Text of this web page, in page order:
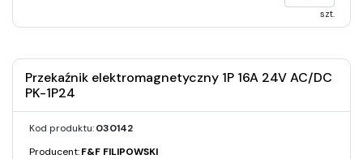
szt.
Przekaźnik elektromagnetyczny 1P 16A 24V AC/DC
PK-1P24
Kod produktu:030142
Producent:F&F FILIPOWSKI